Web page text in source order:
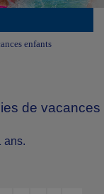
enfants
de vacances
ans.